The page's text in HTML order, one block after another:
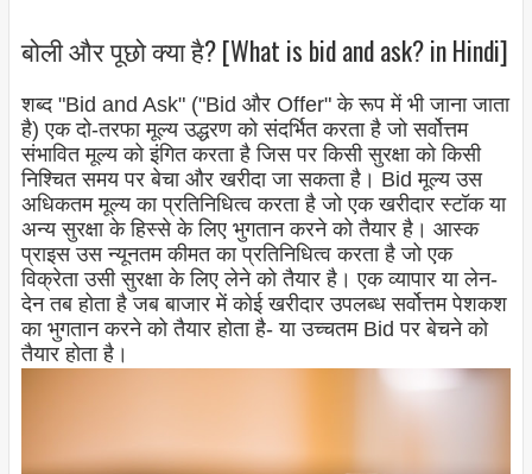
बोली और पूछो क्या है? [What is bid and ask? in Hindi]
शब्द "Bid and Ask" ("Bid और Offer" के रूप में भी जाना जाता
है) एक दो-तरफा मूल्य उद्धरण को संदर्भित करता है जो सर्वोत्तम
संभावित मूल्य को इंगित करता है जिस पर किसी सुरक्षा को किसी
निश्चित समय पर बेचा और खरीदा जा सकता है। Bid मूल्य उस
अधिकतम मूल्य का प्रतिनिधित्व करता है जो एक खरीदार स्टॉक या
अन्य सुरक्षा के हिस्से के लिए भुगतान करने को तैयार है। आस्क
प्राइस उस न्यूनतम कीमत का प्रतिनिधित्व करता है जो एक
विक्रेता उसी सुरक्षा के लिए लेने को तैयार है। एक व्यापार या लेन-
देन तब होता है जब बाजार में कोई खरीदार उपलब्ध सर्वोत्तम पेशकश
का भुगतान करने को तैयार होता है- या उच्चतम Bid पर बेचने को
तैयार होता है।